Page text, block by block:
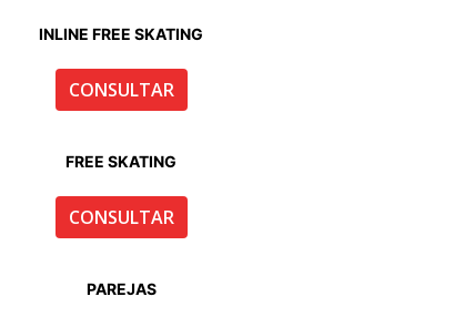
INLINE FREE SKATING
CONSULTAR
FREE SKATING
CONSULTAR
PAREJAS